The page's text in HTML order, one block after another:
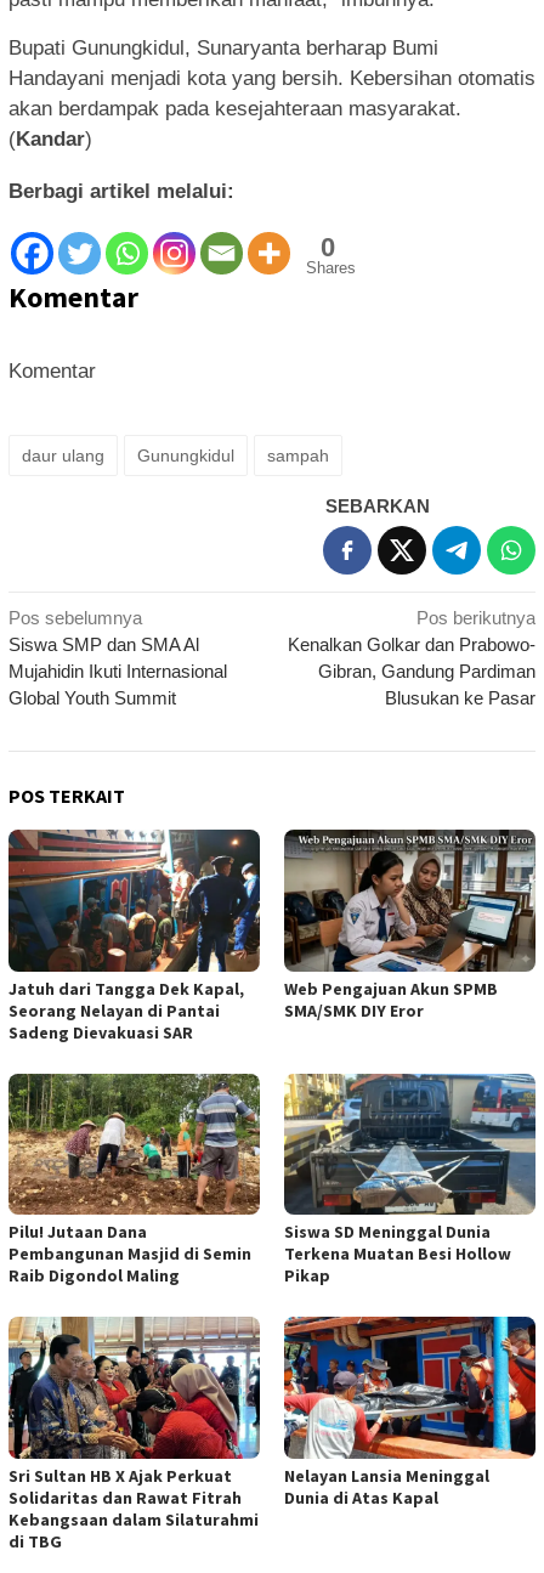
Bupati Gunungkidul, Sunaryanta berharap Bumi
Handayani menjadi kota yang bersih. Kebersihan otomatis
akan berdampak pada kesejahteraan masyarakat.
(Kandar)
Berbagi artikel melalui:
0
Shares
Komentar
Komentar
daur ulang Gunungkidul sampah
SEBARKAN
Navigasi
pos
Pos sebelumnya
Siswa SMP dan SMA Al
Mujahidin Ikuti Internasional
Global Youth Summit
Pos berikutnya
Kenalkan Golkar dan Prabowo-
Gibran, Gandung Pardiman
Blusukan ke Pasar
POS TERKAIT
Jatuh dari Tangga Dek Kapal,
Seorang Nelayan di Pantai
Sadeng Dievakuasi SAR
Web Pengajuan Akun SPMB
SMA/SMK DIY Eror
Pilu! Jutaan Dana
Pembangunan Masjid di Semin
Raib Digondol Maling
Siswa SD Meninggal Dunia
Terkena Muatan Besi Hollow
Pikap
Sri Sultan HB X Ajak Perkuat
Solidaritas dan Rawat Fitrah
Kebangsaan dalam Silaturahmi
di TBG
Nelayan Lansia Meninggal
Dunia di Atas Kapal